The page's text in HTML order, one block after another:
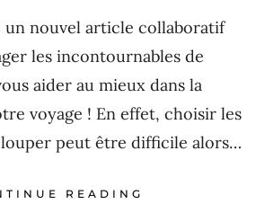
un nouvel article collaboratif
les incontournables de
aider au mieux dans la
voyage ! En effet, choisir les
peut être difficile alors…
READING